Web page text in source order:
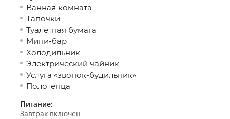
Ванная комната
Тапочки
Туалетная бумага
Мини-бар
Холодильник
Электрический чайник
Услуга «звонок-будильник»
Полотенца
Питание:
Завтрак включен